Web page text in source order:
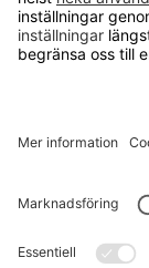
Vi ingår
TAKKT